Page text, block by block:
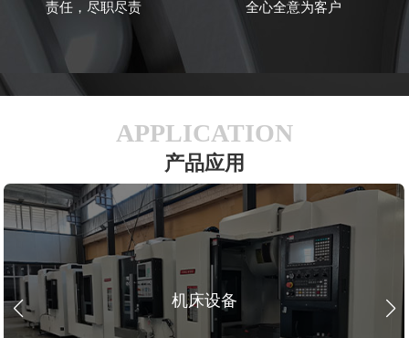
责任，尽职尽责
全心全意为客户
APPLICATION
产品应用
机床设备